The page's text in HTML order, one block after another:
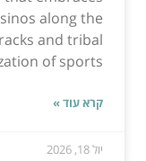
along the
and tribal
of sports...
קרא עוד »
יול 18, 2026